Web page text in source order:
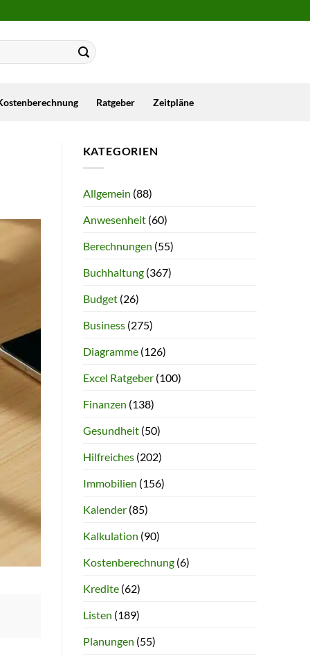
Ratgeber Zeitpläne
KATEGORIEN
Allgemein (88)
Anwesenheit(60)
Berechnungen (55)
Buchhaltung(367)
Budget(26)
Business(275)
Diagramme(126)
Excel Ratgeber(100)
Finanzen (138)
Gesundheit(50)
Hilfreiches(202)
Immobilien (156)
Kalender(85)
Kalkulation (90)
Kostenberechnung(6)
Kredite(62)
Listen (189)
Planungen (55)